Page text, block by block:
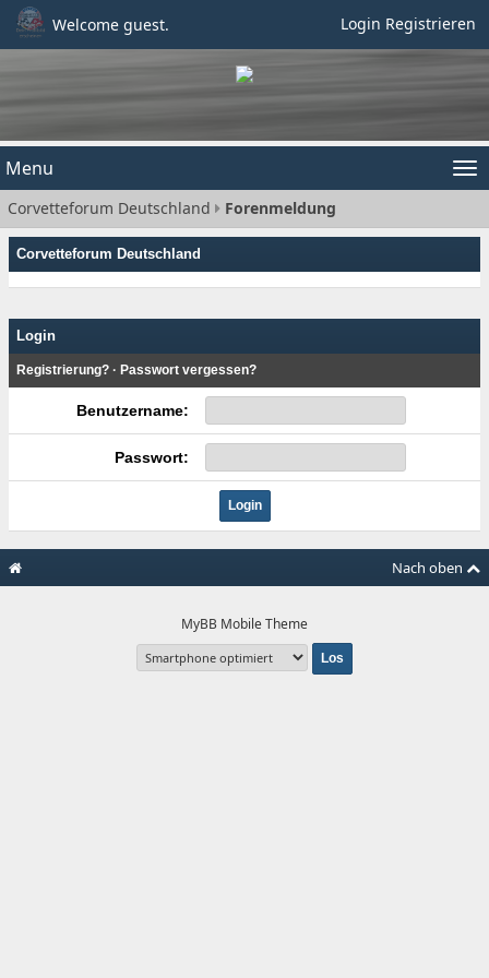
Welcome guest. Login Registrieren
Menu
Corvetteforum Deutschland Forenmeldung
Corvetteforum Deutschland
Login
Registrierung? · Passwort vergessen?
Benutzername:
Passwort:
Nach oben
MyBB Mobile Theme